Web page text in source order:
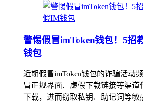
警惕假冒imToken钱包！5招
钱包
近期假冒imToken钱包的诈骗活动
冒正规界面、虚假下载链接等渠道
下载，进而窃取私钥、助记词等敏